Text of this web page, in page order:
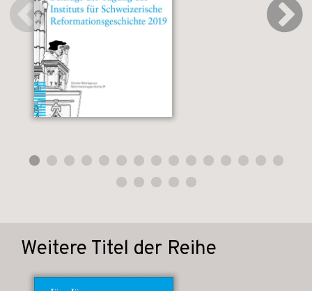
Weitere Titel der Reihe